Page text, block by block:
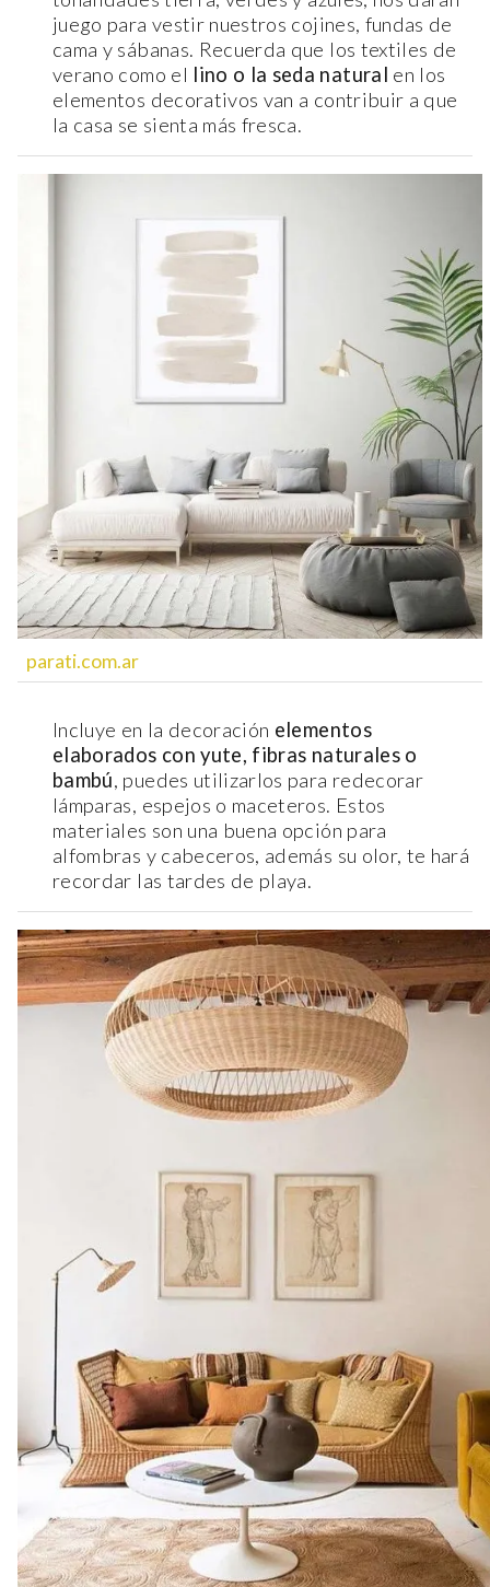
juego para vestir nuestros cojines, fundas de
cama y sábanas. Recuerda que los textiles de
verano como el lino o la seda natural en los
elementos decorativos van a contribuir a que
la casa se sienta más fresca.
parati.com.ar
Incluye en la decoración elementos
elaborados con yute, fibras naturales o
bambú, puedes utilizarlos para redecorar
lámparas, espejos o maceteros. Estos
materiales son una buena opción para
alfombras y cabeceros, además su olor, te hará
recordar las tardes de playa.